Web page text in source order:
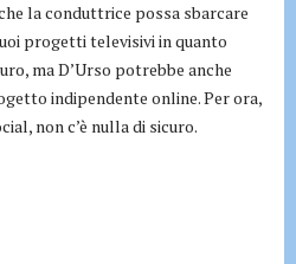
la conduttrice possa sbarcare
progetti televisivi in quanto
ma D’Urso potrebbe anche
indipendente online. Per ora,
non c’è nulla di sicuro.